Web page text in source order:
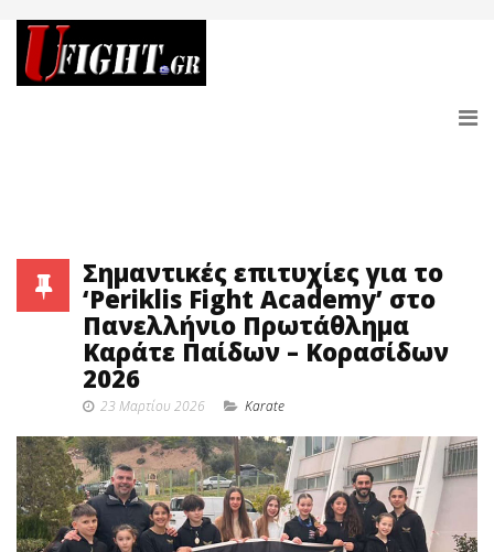
Σημαντικές επιτυχίες για το
‘Periklis Fight Academy’ στο
Πανελλήνιο Πρωτάθλημα
Καράτε Παίδων – Κορασίδων
2026
23 Μαρτίου 2026 Karate